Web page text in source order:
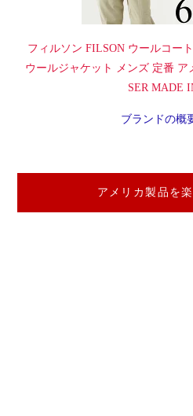
フィルソン FILSON ウールコー
ウールジャケット メンズ 定番
SER MADE
ブランドの概
アメリカ製品を